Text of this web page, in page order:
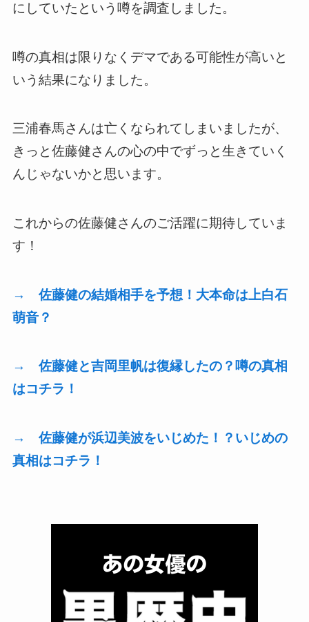
にしていたという噂を調査しました。
噂の真相は限りなくデマである可能性が高いと
いう結果になりました。
三浦春馬さんは亡くなられてしまいましたが、
きっと佐藤健さんの心の中でずっと生きていく
んじゃないかと思います。
これからの佐藤健さんのご活躍に期待していま
す！
→ 佐藤健の結婚相手を予想！大本命は上白石
萌音？
→ 佐藤健と吉岡里帆は復縁したの？噂の真相
はコチラ！
→ 佐藤健が浜辺美波をいじめた！？いじめの
真相はコチラ！